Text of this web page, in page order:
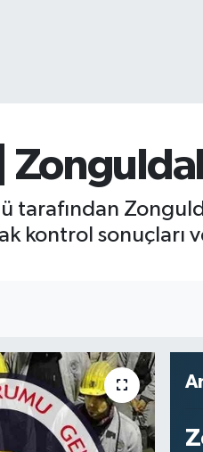
|
tarafından
kontrol sonuçları